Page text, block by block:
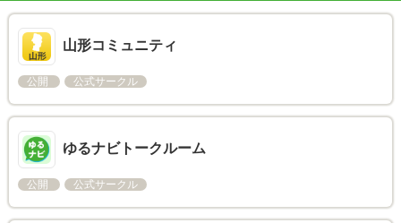
山形コミュニティ
公開 公式サークル
ゆるナビトークルーム
公開 公式サークル